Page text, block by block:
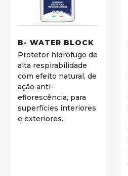
B- WATER BLOCK
Protetor hidrófugo de
alta respirabilidade
com efeito natural, de
ação anti-
eflorescência, para
superfícies interiores
e exteriores.